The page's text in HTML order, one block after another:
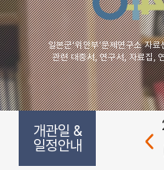
일본군‘위안부’문제연구소 자
관련 대중서, 연구서, 자료집,
개관일 &
일정안내